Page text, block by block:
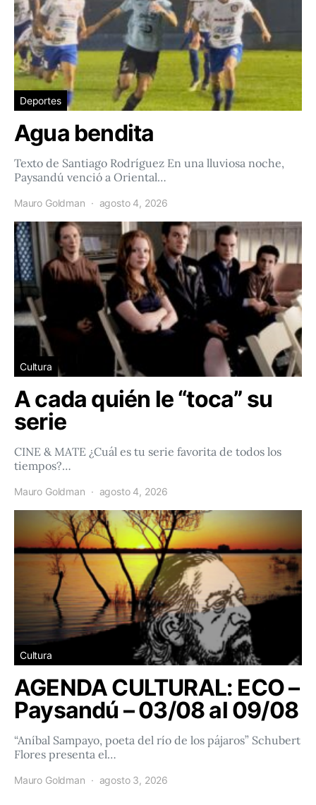
Deportes
Agua bendita
Texto de Santiago Rodríguez En una lluviosa noche,
Paysandú venció a Oriental…
Mauro Goldman agosto 4, 2026
Cultura
A cada quién le “toca” su
serie
CINE & MATE ¿Cuál es tu serie favorita de todos los
tiempos?…
Mauro Goldman agosto 4, 2026
Cultura
AGENDA CULTURAL: ECO –
Paysandú – 03/08 al 09/08
“Aníbal Sampayo, poeta del río de los pájaros” Schubert
Flores presenta el…
Mauro Goldman agosto 3, 2026